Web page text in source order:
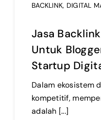
BACKLINK, DIGITAL
Jasa
Untuk
Startup
Dalam ekosistem
kompetitif,
adalah [...]